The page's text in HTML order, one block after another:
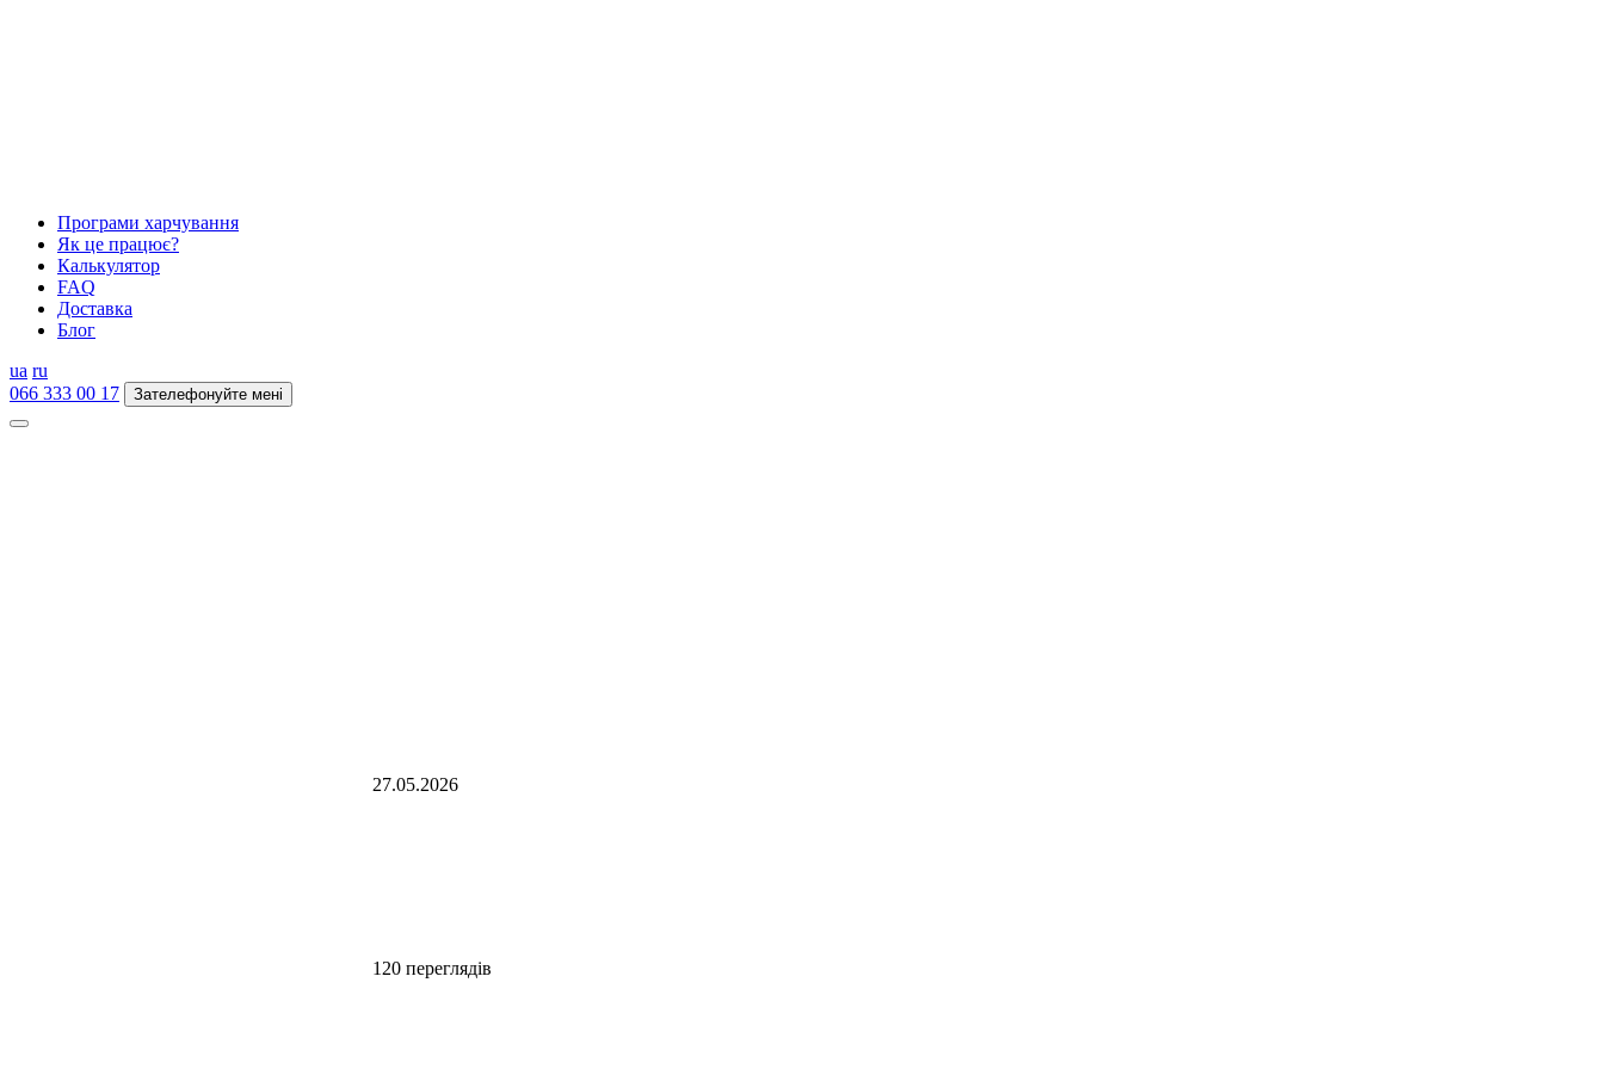
Програми харчування
Як це працює?
Калькулятор
FAQ
Доставка
Блог
ua ru
066 333 00 17
Зателефонуйте мені
27.05.2026
120 переглядів